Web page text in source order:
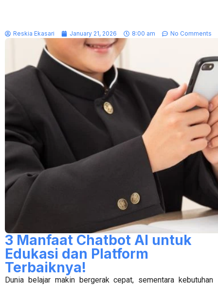
Reskia Ekasari January 21, 2026 8:00 am No Comments
3 Manfaat Chatbot AI untuk
Edukasi dan Platform
Terbaiknya!
Dunia belajar makin bergerak cepat, sementara kebutuhan